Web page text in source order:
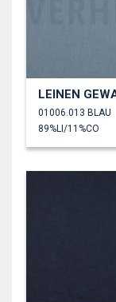
01006.013 BLAU
89%LI/11%CO